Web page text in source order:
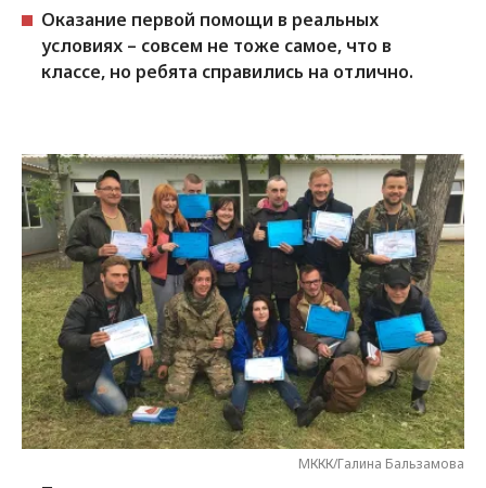
Оказание первой помощи в реальных
условиях – совсем не тоже самое, что в
классе, но ребята справились на отлично.
МККК/Галина Бальзамова